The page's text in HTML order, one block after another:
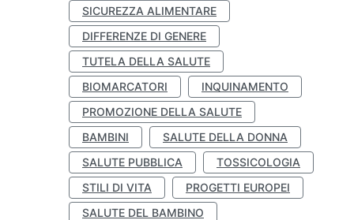
SICUREZZA ALIMENTARE
DIFFERENZE DI GENERE
TUTELA DELLA SALUTE
BIOMARCATORI
INQUINAMENTO
PROMOZIONE DELLA SALUTE
BAMBINI
SALUTE DELLA DONNA
SALUTE PUBBLICA
TOSSICOLOGIA
STILI DI VITA
PROGETTI EUROPEI
SALUTE DEL BAMBINO